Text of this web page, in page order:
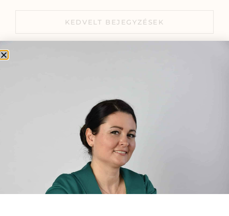
KEDVELT BEJEGYZÉSEK
Viselj gyógynövényt
mindennap!..munkában vagy séta
közben, Te döntesz.
2024.11.20.
A csodatévő hagymák
2020.11.12.